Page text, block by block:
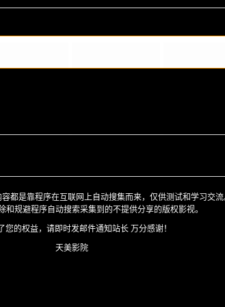
都是靠程序在互联网上自动搜集而来，仅供测试和学习交
和规避程序自动搜索采集到的不提供分享的版权影视。
您的权益，请即时发邮件通知站长 万分感谢！
天美影院